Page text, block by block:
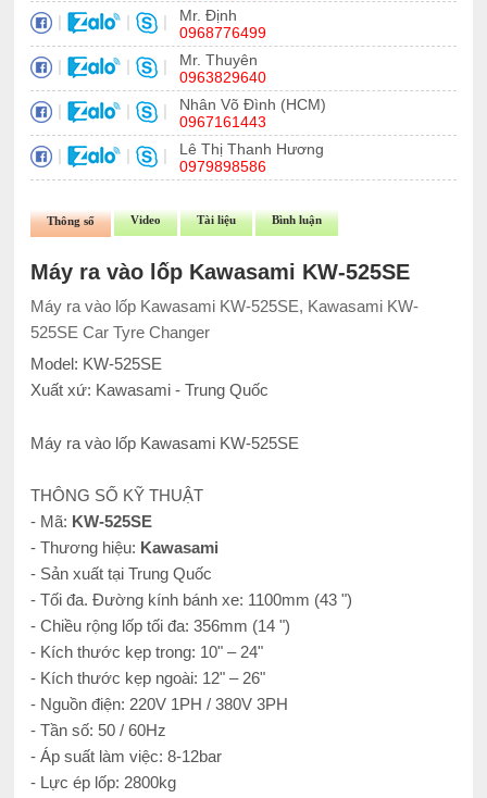
| | |
Mr. Định
0968776499
| | |
Mr. Thuyên
0963829640
| | |
Nhân Võ Đình (HCM)
0967161443
| | |
Lê Thị Thanh Hương
0979898586
Thông số Video Tài liệu Bình luận
Máy ra vào lốp Kawasami KW-525SE
Máy ra vào lốp Kawasami KW-525SE, Kawasami KW-
525SE Car Tyre Changer
Model: KW-525SE
Xuất xứ: Kawasami - Trung Quốc
Máy ra vào lốp Kawasami KW-525SE
THÔNG SỐ KỸ THUẬT
- Mã: KW-525SE
- Thương hiệu: Kawasami
- Sản xuất tại Trung Quốc
- Tối đa. Đường kính bánh xe: 1100mm (43 ")
- Chiều rộng lốp tối đa: 356mm (14 ")
- Kích thước kẹp trong: 10" – 24"
- Kích thước kẹp ngoài: 12" – 26"
- Nguồn điện: 220V 1PH / 380V 3PH
- Tần số: 50 / 60Hz
- Áp suất làm việc: 8-12bar
- Lực ép lốp: 2800kg